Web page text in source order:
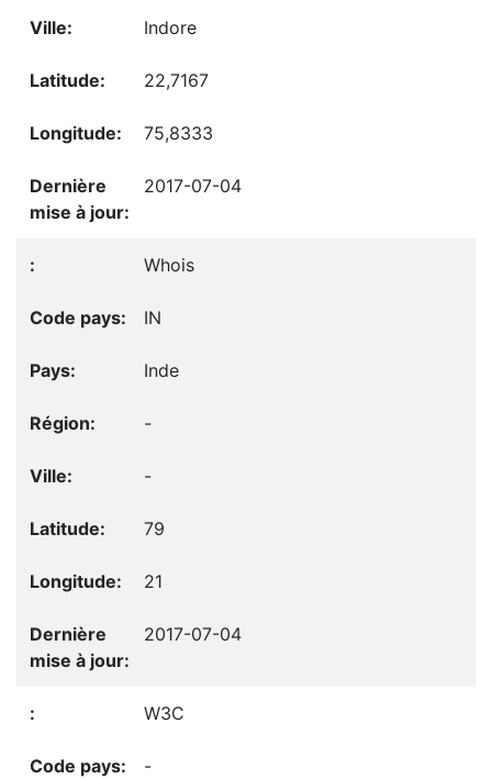
Indore
22,7167
75,8333
2017-07-04
Whois
IN
Inde
-
-
79
21
2017-07-04
W3C
-